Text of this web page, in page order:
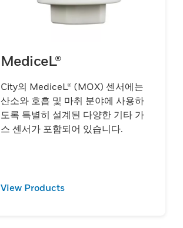
MediceL®
City의 MediceL® (MOX) 센서에는
산소와 호흡 및 마취 분야에 사용하
도록 특별히 설계된 다양한 기타 가
스 센서가 포함되어 있습니다.
View Products